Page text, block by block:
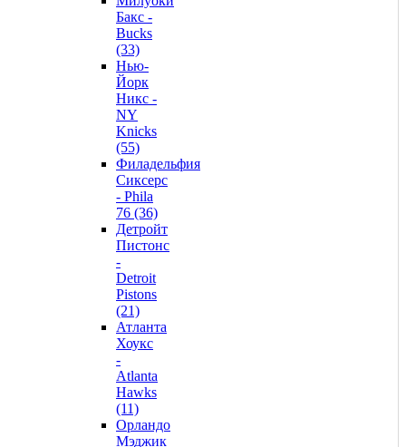
Бакс -
Bucks
(33)
Нью-
Йорк
Никс -
NY
Knicks
(55)
Филадельфия
Сиксерс
- Phila
76 (36)
Детройт
Пистонс
-
Detroit
Pistons
(21)
Атланта
Хоукс
-
Atlanta
Hawks
(11)
Орландо
Мэджик